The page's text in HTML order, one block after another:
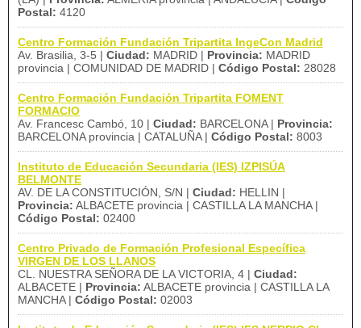
Postal: 4120
Centro Formación Fundación Tripartita IngeCon Madrid
Av. Brasilia, 3-5 | Ciudad: MADRID | Provincia: MADRID
provincia | COMUNIDAD DE MADRID | Código Postal: 28028
Centro Formación Fundación Tripartita FOMENT
FORMACIO
Av. Francesc Cambó, 10 | Ciudad: BARCELONA | Provincia:
BARCELONA provincia | CATALUÑA | Código Postal: 8003
Instituto de Educación Secundaria (IES) IZPISÚA
BELMONTE
AV. DE LA CONSTITUCIÓN, S/N | Ciudad: HELLIN |
Provincia: ALBACETE provincia | CASTILLA LA MANCHA |
Código Postal: 02400
Centro Privado de Formación Profesional Específica
VIRGEN DE LOS LLANOS
CL. NUESTRA SEÑORA DE LA VICTORIA, 4 | Ciudad:
ALBACETE | Provincia: ALBACETE provincia | CASTILLA LA
MANCHA | Código Postal: 02003